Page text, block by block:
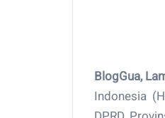
BlogGua,
Indonesia